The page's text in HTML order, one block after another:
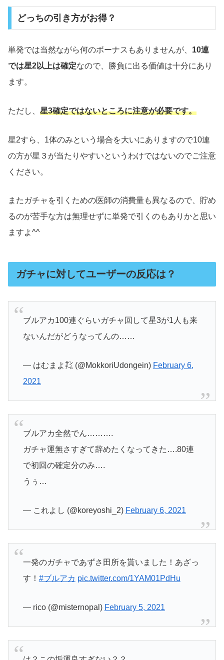
どっちの引き方がお得？
単発では当然ながら何のボーナスもありませんが、 10連
では星2以上は確定なので、勝負に出る価値は十分にあり
ます。
ただし、 星3確定ではないところに注意が必要です。
星2すら、1体のみという場合を大いにありますので10連
の方が星３が当たりやすいというわけではないのでご注意
ください。
またガチャを引くための医師の消費量も異なるので、貯め
るのが苦手な方は無理せずに単発で引くのもありかと思い
ますよ^^
ガチャに対してユーザーの反応は？
ブルアカ100連ぐらいガチャ回して星3が1人も来
ないんだがどうなってんの……
— はむまよ㌠ (@MokkoriUdongein) February 6,
2021
ブルアカ全然でん……….
ガチャ運無さすぎて辞めたくなってきた….80連
で初回の確定分のみ….
うぅ…
— これよし (@koreyoshi_2) February 6, 2021
一発のガチャであずさ田所を貰いました！あざっ
す！ #ブルアカ pic.twitter.com/1YAM01PdHu
— rico (@misternopal) February 5, 2021